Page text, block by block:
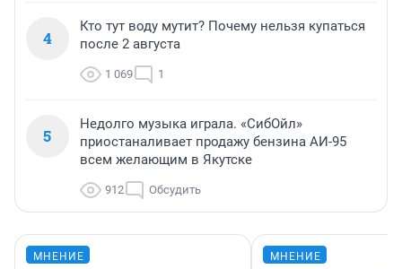
4
Кто тут воду мутит? Почему нельзя купаться
после 2 августа
1 069 1
5
Недолго музыка играла. «СибОйл»
приостаналивает продажу бензина АИ-95
всем желающим в Якутске
912 Обсудить
МНЕНИЕ МНЕНИЕ